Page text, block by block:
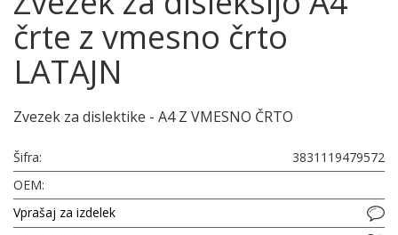
črte z vmesno črto
LATAJN
Zvezek za dislektike - A4 Z VMESNO ČRTO
Šifra:
3831119479572
OEM:
Vprašaj za izdelek